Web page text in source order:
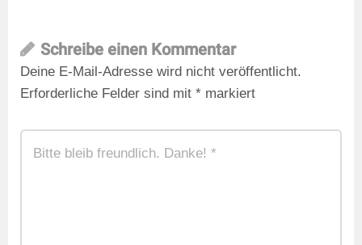
Schreibe einen Kommentar
Deine E-Mail-Adresse wird nicht veröffentlicht.
Erforderliche Felder sind mit * markiert